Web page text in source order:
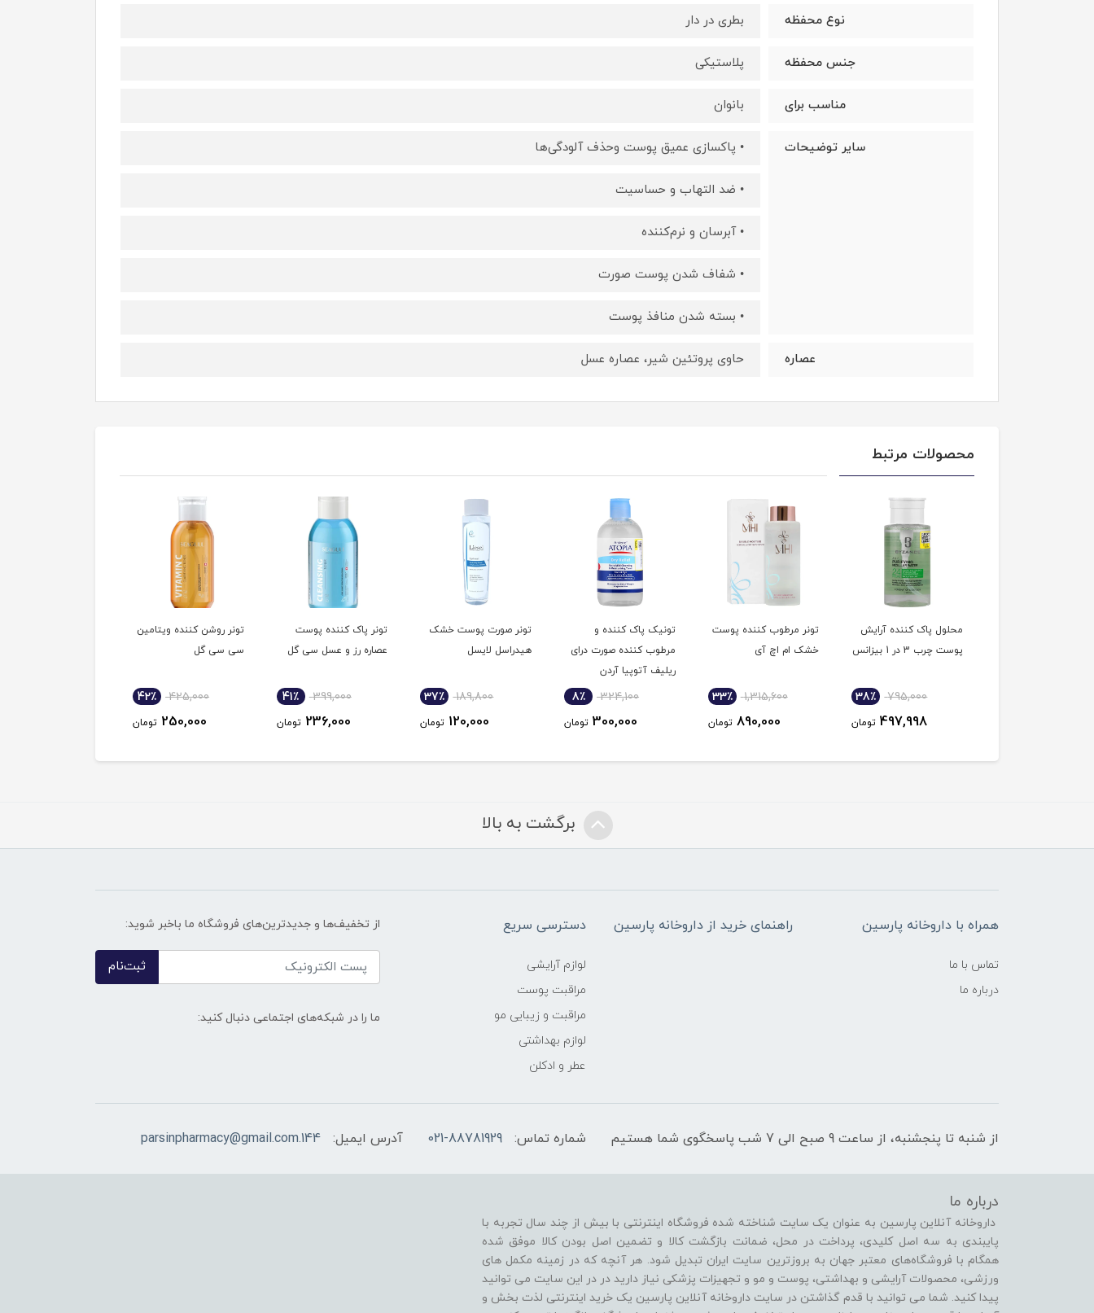
نوع محفظه بطری در دار
جنس محفظه پلاستیکی
مناسب برای بانوان
سایر توضیحات • پاکسازی عمیق پوست وحذف آلودگی‌ها
• ضد التهاب و حساسیت
• آبرسان و نرم‌کننده
• شفاف شدن پوست صورت
• بسته شدن منافذ پوست
عصاره حاوی پروتئین شیر، عصاره عسل
محصولات مرتبط
محلول پاک کننده آرایش
پوست چرب 3 در 1 بیزانس
795,000 38٪
497,998 تومان
تونر مرطوب کننده پوست
خشک ام اچ آی
1,315,600 33٪
890,000 تومان
تونیک پاک کننده و
مرطوب کننده صورت درای
ریلیف آتوپیا آردن
324,100 8٪
300,000 تومان
تونر صورت پوست خشک
هیدراسل لایسل
189,800 37٪
120,000 تومان
تونر پاک کننده پوست
عصاره رز و عسل سی گل
399,000 41٪
236,000 تومان
تونر روشن کننده ویتامین
سی سی گل
425,000 42٪
250,000 تومان
برگشت به بالا
همراه با داروخانه پارسین
تماس با ما
درباره ما
راهنمای خرید از داروخانه پارسین دسترسی سریع
لوازم آرایشی
مراقبت پوست
مراقبت و زیبایی مو
لوازم بهداشتی
عطر و ادکلن
از تخفیف‌ها و جدیدترین‌های فروشگاه ما باخبر شوید:
ثبت‌نام
ما را در شبکه‌های اجتماعی دنبال کنید:
از شنبه تا پنجشنبه، از ساعت 9 صبح الی 7 شب پاسخگوی شما هستیم شماره تماس: 021-88781929 آدرس ایمیل: 144.parsinpharmacy@gmail.com
درباره ما
داروخانه آنلاین پارسین به عنوان یک سایت شناخته شده فروشگاه اینترنتی با بیش از چند سال تجربه با
پایبندی به سه اصل کلیدی، پرداخت در محل، ضمانت بازگشت کالا و تضمین اصل بودن کالا موفق شده
همگام با فروشگاه‌های معتبر جهان به بروزترین سایت ایران تبدیل شود. هر آنچه که در زمینه مکمل های
ورزشی، محصولات آرایشی و بهداشتی، پوست و مو و تجهیزات پزشکی نیاز دارید در در این سایت می توانید
پیدا کنید. شما می توانید با قدم گذاشتن در سایت داروخانه آنلاین پارسین یک خرید اینترنتی لذت بخش و